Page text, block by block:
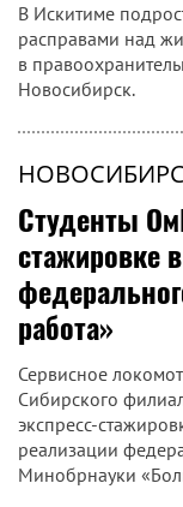
В Искитиме
расправами над
в
Новосибирск.
Студенты
стажировке
работа»
Сервисное
Сибирского
экспресс-
реализации
Минобрнауки